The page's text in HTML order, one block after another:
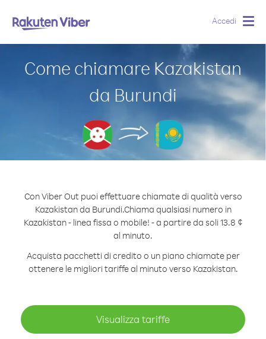
Accedi
Come chiamare Kazakistan
da Burundi
Con Viber Out puoi effettuare chiamate di qualità verso
Kazakistan da Burundi.Chiama qualsiasi numero in
Kazakistan - linea fissa o mobile! - a partire da soli 13.8 ¢
al minuto.
Acquista pacchetti di credito o un piano chiamate per
ottenere le migliori tariffe al minuto verso Kazakistan.
Visualizza tariffe